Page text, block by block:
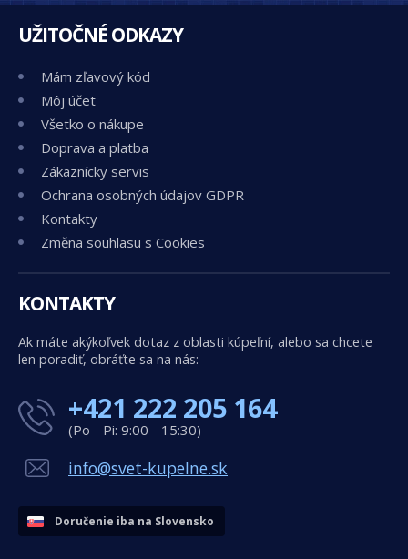
UŽITOČNÉ ODKAZY
Mám zľavový kód
Môj účet
Všetko o nákupe
Doprava a platba
Zákaznícky servis
Ochrana osobných údajov GDPR
Kontakty
Změna souhlasu s Cookies
KONTAKTY
Ak máte akýkoľvek dotaz z oblasti kúpeľní, alebo sa chcete
len poradiť, obráťte sa na nás:
+421 222 205 164
(Po - Pi: 9:00 - 15:30)
info@svet-kupelne.sk
Doručenie iba na Slovensko